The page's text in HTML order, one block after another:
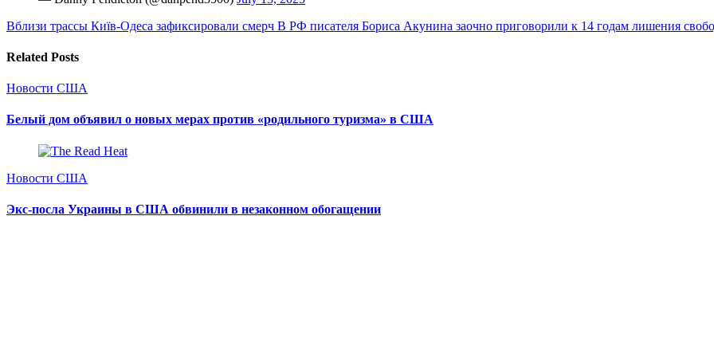
Вблизи трассы Київ-Одеса зафиксировали смерч В РФ писателя Бориса Акунина заочно приговорили к 14 годам лишения
Related Posts
Новости США
Белый дом объявил о новых мерах против «родильного туризма» в США
Новости США
Экс-посла Украины в США обвинили в незаконном обогащении